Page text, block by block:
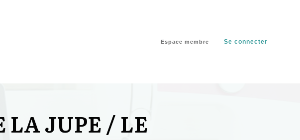
Espace membre Se connecter
LA JUPE / LE